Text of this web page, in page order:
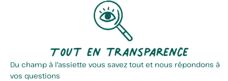
Tout en transparence
Du champ à l'assiette vous savez tout et nous répondons à
vos questions